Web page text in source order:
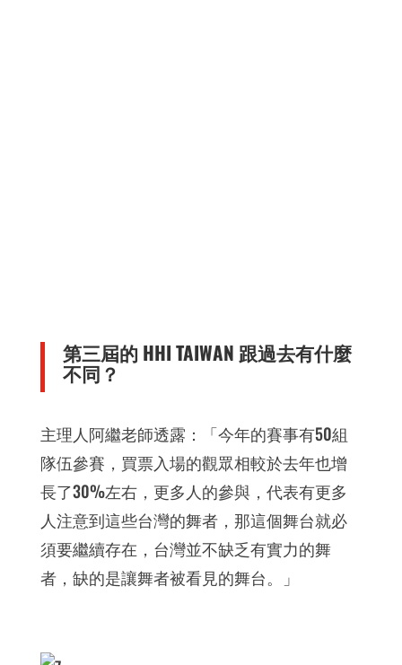
第三屆的 HHI TAIWAN 跟過去有什麼
不同？
主理人阿繼老師透露：「今年的賽事有50組
隊伍參賽，買票入場的觀眾相較於去年也增
長了30%左右，更多人的參與，代表有更多
人注意到這些台灣的舞者，那這個舞台就必
須要繼續存在，台灣並不缺乏有實力的舞
者，缺的是讓舞者被看見的舞台。」